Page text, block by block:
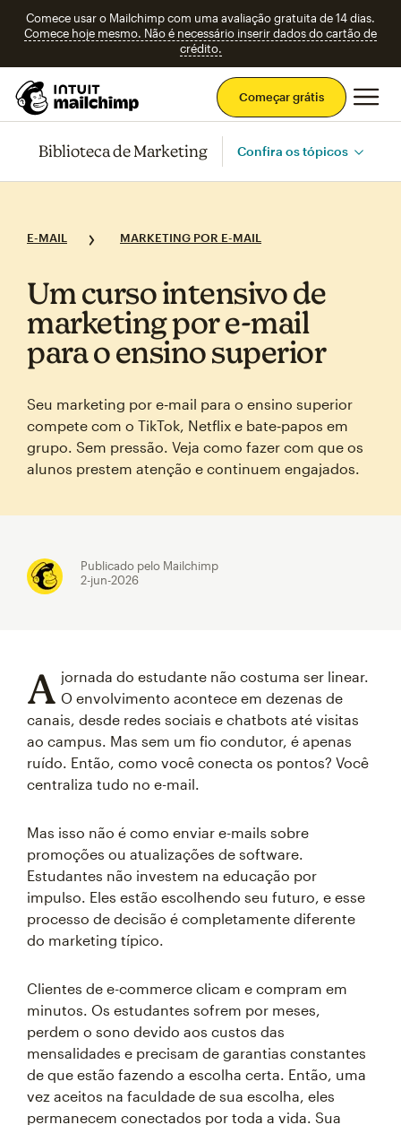
Comece usar o Mailchimp com uma avaliação gratuita de 14 dias.
Comece hoje mesmo. Não é necessário inserir dados do cartão de
crédito.
Começar grátis
Biblioteca de Marketing Confira os tópicos
E-MAIL MARKETING POR E-MAIL
Um curso intensivo de
marketing por e‑mail
para o ensino superior
Seu marketing por e‑mail para o ensino superior
compete com o TikTok, Netflix e bate‑papos em
grupo. Sem pressão. Veja como fazer com que os
alunos prestem atenção e continuem engajados.
Publicado pelo Mailchimp
2-jun-2026
A jornada do estudante não costuma ser linear.
O envolvimento acontece em dezenas de
canais, desde redes sociais e chatbots até visitas
ao campus. Mas sem um fio condutor, é apenas
ruído. Então, como você conecta os pontos? Você
centraliza tudo no e-mail.
Mas isso não é como enviar e-mails sobre
promoções ou atualizações de software.
Estudantes não investem na educação por
impulso. Eles estão escolhendo seu futuro, e esse
processo de decisão é completamente diferente
do marketing típico.
Clientes de e-commerce clicam e compram em
minutos. Os estudantes sofrem por meses,
perdem o sono devido aos custos das
mensalidades e precisam de garantias constantes
de que estão fazendo a escolha certa. Então, uma
vez aceitos na faculdade de sua escolha, eles
permanecem conectados por toda a vida. Sua